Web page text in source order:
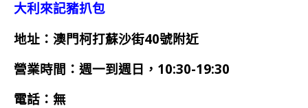
大利來記豬扒包
地址：澳門柯打蘇沙街40號附近
營業時間：週一到週日，10:30-19:30
電話：無